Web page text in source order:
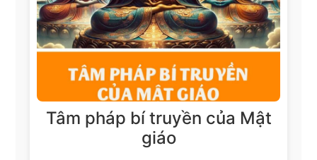
Tâm pháp bí truyền của Mật
giáo